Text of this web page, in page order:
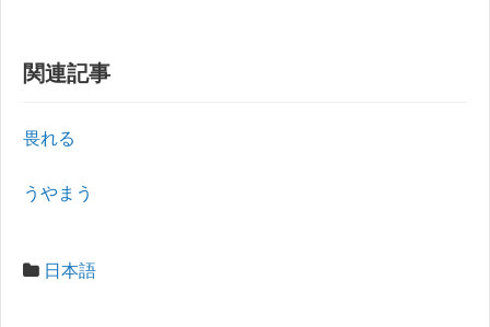
関連記事
畏れる
うやまう
日本語